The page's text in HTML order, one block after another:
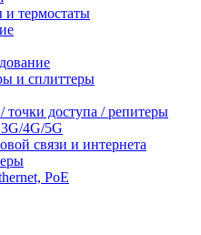
термостаты
и сплиттеры
точки доступа / репитеры
4G/5G
связи и интернета
PoE